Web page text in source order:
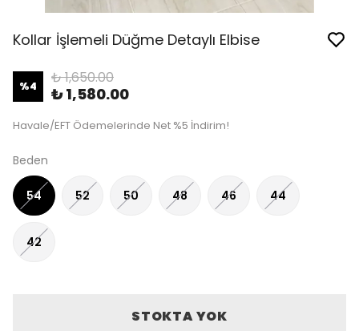
Kollar İşlemeli Düğme Detaylı Elbise
%4 ₺ 1,650.00
₺ 1,580.00
Havale/EFT Ödemelerinde Net %5 İndirim!
Beden
54 52 50 48 46 44
42
STOKTA YOK